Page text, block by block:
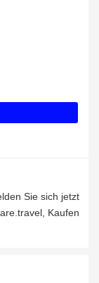
Sie sich jetzt
Kaufen